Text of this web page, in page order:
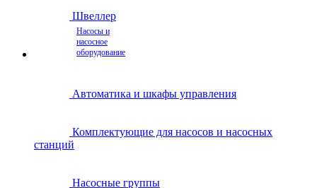
Швеллер
Насосы и
насосное
оборудование
Автоматика и шкафы управления
Комплектующие для насосов и насосных
станций
Насосные группы